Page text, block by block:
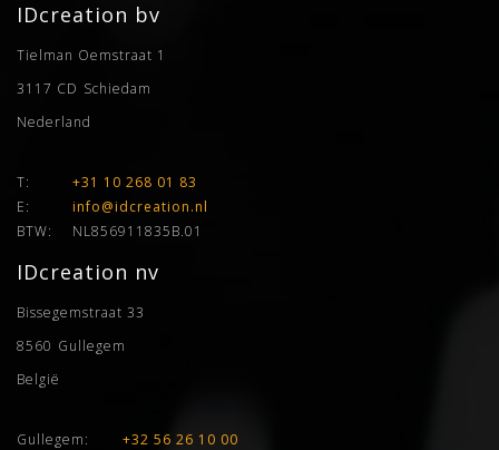
IDcreation bv
Tielman Oemstraat 1
3117 CD Schiedam
Nederland
T:
+31 10 268 01 83
E:
info@idcreation.nl
BTW:
NL856911835B.01
IDcreation nv
Bissegemstraat 33
8560 Gullegem
België
Gullegem: +32 56 26 10 00